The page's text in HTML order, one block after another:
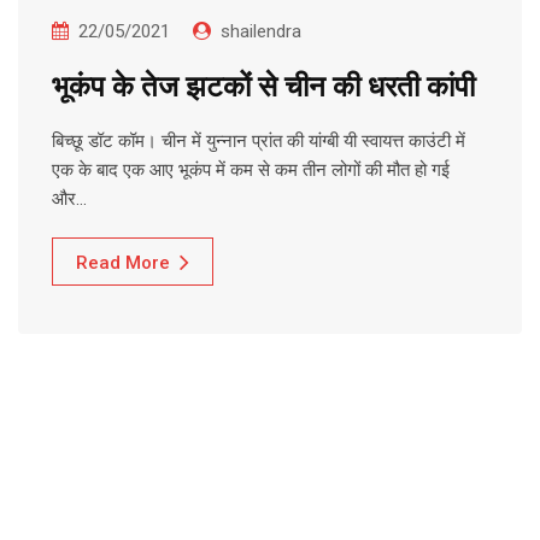
22/05/2021 shailendra
भूकंप के तेज झटकों से चीन की धरती कांपी
बिच्छू डॉट कॉम। चीन में युन्नान प्रांत की यांग्बी यी स्वायत्त काउंटी में
एक के बाद एक आए भूकंप में कम से कम तीन लोगों की मौत हो गई
और…
Read More